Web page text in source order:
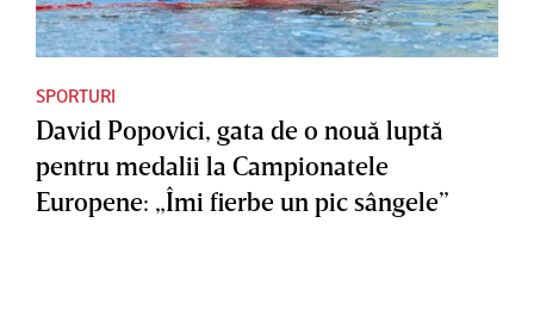
SPORTURI
David Popovici, gata de o nouă luptă
pentru medalii la Campionatele
Europene: „Îmi fierbe un pic sângele”